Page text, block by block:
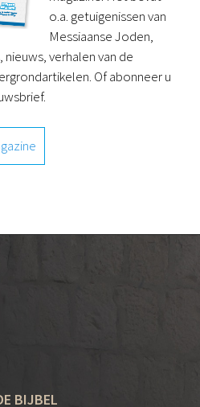
o.a. getuigenissen van
Messiaanse Joden,
verhalen van de
Of abonneer u
BIJBEL